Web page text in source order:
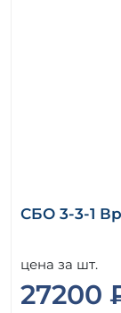
СБО 3-3-1
цена за шт.
27200